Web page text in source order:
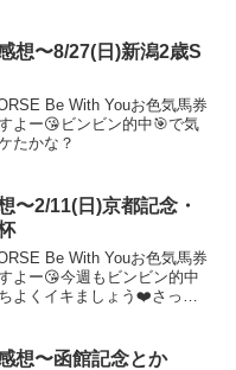
想〜8/27(日)新潟2歳S
Be With Youお色気馬券
よー😘ビンビン的中🎯で気
たかな？
〜2/11(日)京都記念・
Be With Youお色気馬券
よー😘今週もビンビン的中
よくイキましょう❤️さっそ
想〜函館記念とか